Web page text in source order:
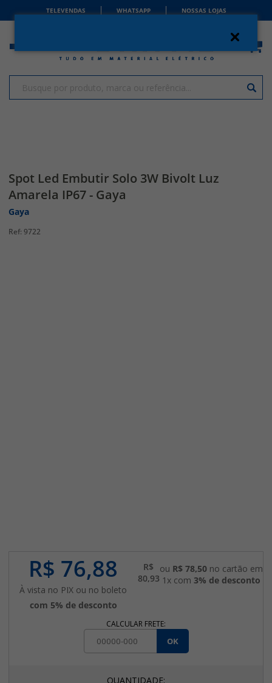
TELEVENDAS WHATSAPP NOSSAS LOJAS
Spot Led Embutir Solo 3W Bivolt Luz
Amarela IP67 - Gaya
Gaya
9722
R$ 76,88
À vista no PIX ou no boleto
com 5% de desconto
R$
80,93
ou R$ 78,50no cartão em
1x com 3% de desconto
CALCULAR FRETE:
OK